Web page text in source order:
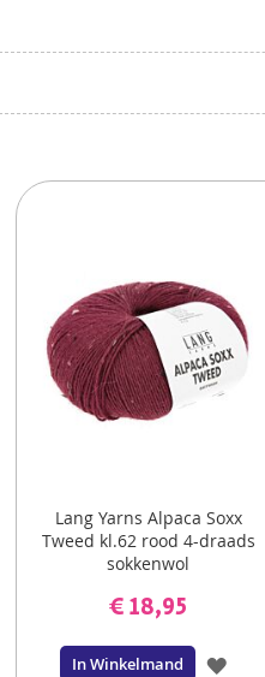
Lang Yarns Alpaca Soxx
Tweed kl.62 rood 4-draads
sokkenwol
€ 18,95
In Winkelmand
VOEG